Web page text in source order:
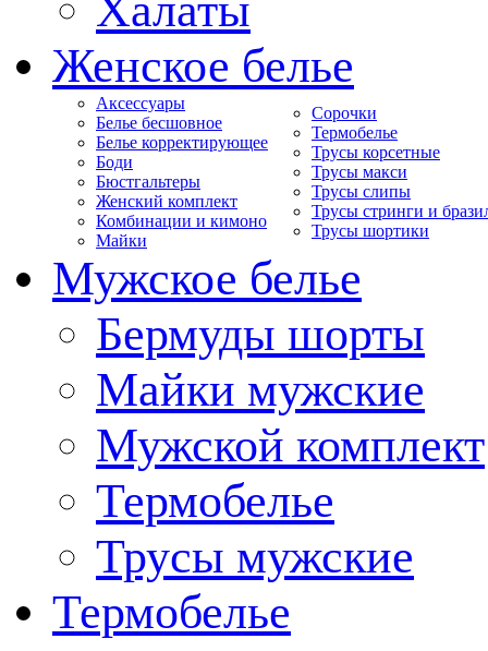
Женское белье
Аксессуары
Белье бесшовное
Белье корректирующее
Боди
Бюстгальтеры
Женский комплект
Комбинации и кимоно
Майки
Сорочки
Термобелье
Трусы корсетные
Трусы макси
Трусы слипы
Трусы стринги и
Трусы шортики
Мужское белье
Бермуды шорты
Майки мужские
Мужской комплект
Термобелье
Трусы мужские
Термобелье